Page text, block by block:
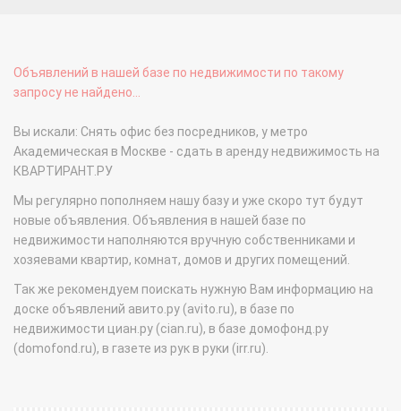
Объявлений в нашей базе по недвижимости по такому
запросу не найдено...
Вы искали: Снять офис без посредников, у метро
Академическая в Москве - сдать в аренду недвижимость на
КВАРТИРАНТ.РУ
Мы регулярно пополняем нашу базу и уже скоро тут будут
новые объявления. Объявления в нашей базе по
недвижимости наполняются вручную собственниками и
хозяевами квартир, комнат, домов и других помещений.
Так же рекомендуем поискать нужную Вам информацию на
доске объявлений авито.ру (avito.ru), в базе по
недвижимости циан.ру (cian.ru), в базе домофонд.ру
(domofond.ru), в газете из рук в руки (irr.ru).